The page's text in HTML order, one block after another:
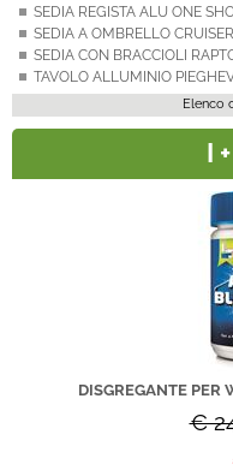
SEDIA A OMBRELLO
Elenco
I
DISGREGANTE PER
€